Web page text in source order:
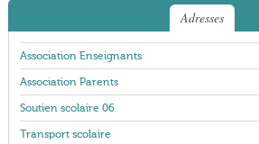
Adresses
Association Enseignants
Association Parents
Soutien scolaire 06
Transport scolaire